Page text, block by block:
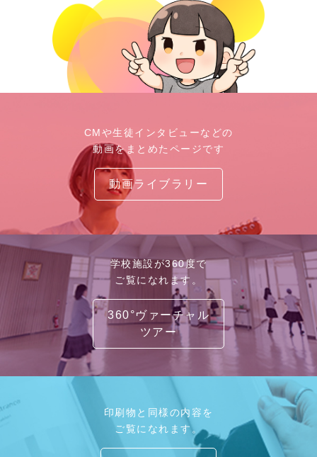
CMや生徒インタビューなどの
動画をまとめたページです
動画ライブラリー
学校施設が360度で
ご覧になれます。
360°ヴァーチャル
ツアー
印刷物と同様の内容を
ご覧になれます。